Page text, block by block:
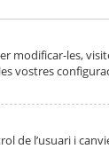
les,
vostres
de l’usuari i